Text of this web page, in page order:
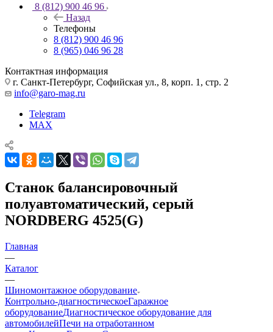
8 (812) 900 46 96
Назад
Телефоны
8 (812) 900 46 96
8 (965) 046 96 28
Контактная информация
г. Санкт-Петербург, Софийская ул., 8, корп. 1, стр. 2
info@garo-mag.ru
Telegram
MAX
Станок балансировочный
полуавтоматический, серый
NORDBERG 4525(G)
Главная
—
Каталог
—
Шиномонтажное оборудование
Контрольно-диагностическоеГаражное
оборудованиеДиагностическое оборудование для
автомобилейПечи на отработанном